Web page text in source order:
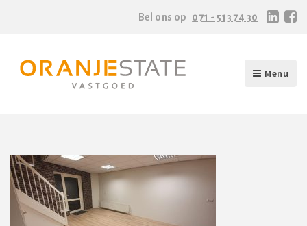
Bel ons op 071 - 513 74 30
Menu